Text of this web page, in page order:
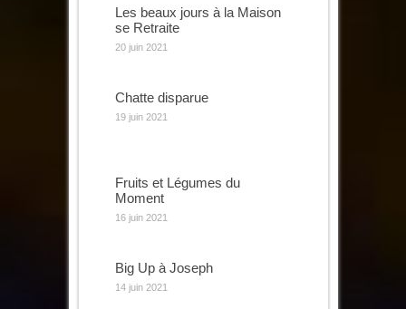
Les beaux jours à la Maison
se Retraite
20 juin 2021
Chatte disparue
19 juin 2021
Fruits et Légumes du
Moment
16 juin 2021
Big Up à Joseph
14 juin 2021